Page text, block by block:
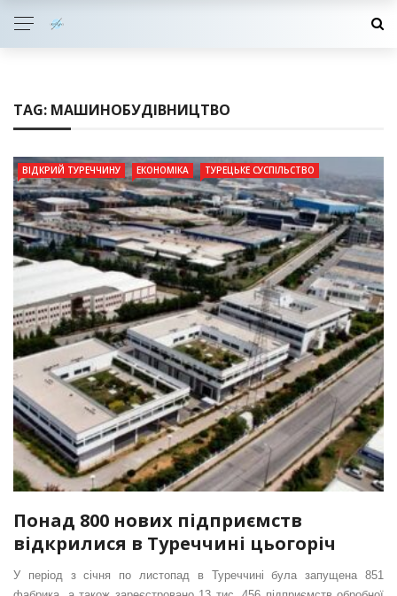
TAG: МАШИНОБУДІВНИЦТВО
ВІДКРИЙ ТУРЕЧЧИНУ ЕКОНОМІКА ТУРЕЦЬКЕ СУСПІЛЬСТВО
Понад 800 нових підприємств
відкрилися в Туреччині цьогоріч
У період з січня по листопад в Туреччині була запущена 851